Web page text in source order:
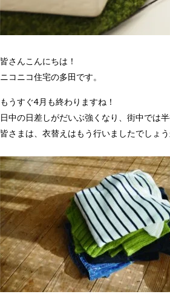
皆さんこんにちは！
ニコニコ住宅の多田です。
もうすぐ4月も終わりますね！
日中の日差しがだいぶ強くなり、街中では
皆さまは、衣替えはもう行いましたでしょう